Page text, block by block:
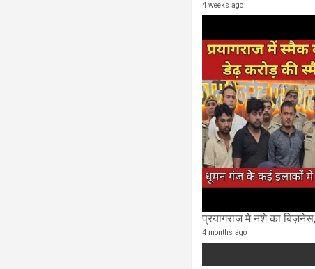
4 weeks ago
4 months ago